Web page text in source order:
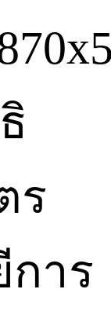
ร
การ